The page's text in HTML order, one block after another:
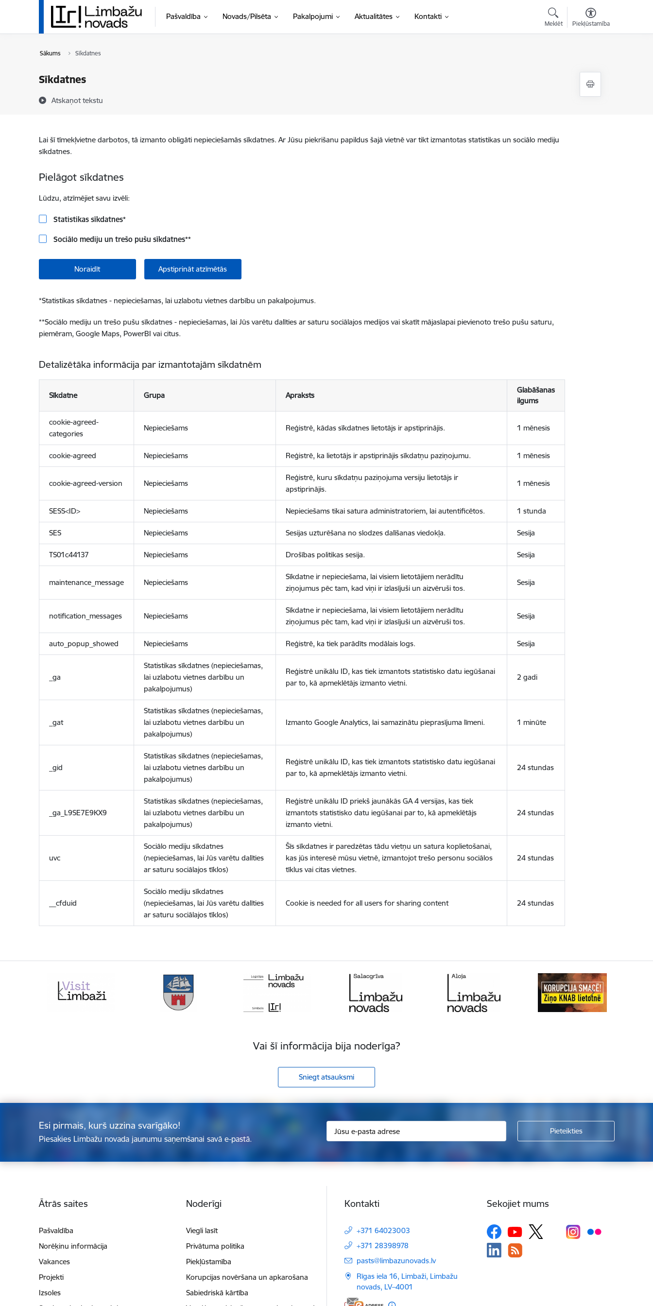
Pāriet uz lapas saturu
Pašvaldība Novads/Pilsēta Pakalpojumi Aktualitātes Kontakti
Meklēt Piekļūstamība
Sākums Sīkdatnes
Sīkdatnes
Atskaņot tekstu
Lai šī tīmekļvietne darbotos, tā izmanto obligāti nepieciešamās sīkdatnes. Ar Jūsu piekrišanu papildus šajā vietnē var tikt izmantotas statistikas un sociālo mediju
sīkdatnes.
Pielāgot sīkdatnes
Lūdzu, atzīmējiet savu izvēli:
Statistikas sīkdatnes*
Sociālo mediju un trešo pušu sīkdatnes**
Noraidīt Apstiprināt atzīmētās
*Statistikas sīkdatnes - nepieciešamas, lai uzlabotu vietnes darbību un pakalpojumus.
**Sociālo mediju un trešo pušu sīkdatnes - nepieciešamas, lai Jūs varētu dalīties ar saturu sociālajos medijos vai skatīt mājaslapai pievienoto trešo pušu saturu,
piemēram, Google Maps, PowerBI vai citus.
Detalizētāka informācija par izmantotajām sīkdatnēm
Sīkdatne Grupa Apraksts
Glabāšanas
ilgums
cookie-agreed-
categories
Nepieciešams Reģistrē, kādas sīkdatnes lietotājs ir apstiprinājis. 1 mēnesis
cookie-agreed Nepieciešams Reģistrē, ka lietotājs ir apstiprinājis sīkdatņu paziņojumu. 1 mēnesis
cookie-agreed-version Nepieciešams
Reģistrē, kuru sīkdatņu paziņojuma versiju lietotājs ir
apstiprinājis.
1 mēnesis
SESS<ID> Nepieciešams Nepieciešams tikai satura administratoriem, lai autentificētos. 1 stunda
SES Nepieciešams Sesijas uzturēšana no slodzes dalīšanas viedokļa. Sesija
TS01c44137 Nepieciešams Drošības politikas sesija. Sesija
maintenance_message Nepieciešams
Sīkdatne ir nepieciešama, lai visiem lietotājiem nerādītu
ziņojumus pēc tam, kad viņi ir izlasījuši un aizvēruši tos.
Sesija
notification_messages Nepieciešams
Sīkdatne ir nepieciešama, lai visiem lietotājiem nerādītu
ziņojumus pēc tam, kad viņi ir izlasījuši un aizvēruši tos.
Sesija
auto_popup_showed Nepieciešams Reģistrē, ka tiek parādīts modālais logs. Sesija
_ga
Statistikas sīkdatnes (nepieciešamas,
lai uzlabotu vietnes darbību un
pakalpojumus)
Reģistrē unikālu ID, kas tiek izmantots statistisko datu iegūšanai
par to, kā apmeklētājs izmanto vietni.
2 gadi
_gat
Statistikas sīkdatnes (nepieciešamas,
lai uzlabotu vietnes darbību un
pakalpojumus)
Izmanto Google Analytics, lai samazinātu pieprasījuma līmeni. 1 minūte
_gid
Statistikas sīkdatnes (nepieciešamas,
lai uzlabotu vietnes darbību un
pakalpojumus)
Reģistrē unikālu ID, kas tiek izmantots statistisko datu iegūšanai
par to, kā apmeklētājs izmanto vietni.
24 stundas
_ga_L9SE7E9KX9
Statistikas sīkdatnes (nepieciešamas,
lai uzlabotu vietnes darbību un
pakalpojumus)
Reģistrē unikālu ID priekš jaunākās GA 4 versijas, kas tiek
izmantots statistisko datu iegūšanai par to, kā apmeklētājs
izmanto vietni.
24 stundas
uvc
Sociālo mediju sīkdatnes
(nepieciešamas, lai Jūs varētu dalīties
ar saturu sociālajos tīklos)
Šīs sīkdatnes ir paredzētas tādu vietņu un satura koplietošanai,
kas jūs interesē mūsu vietnē, izmantojot trešo personu sociālos
tīklus vai citas vietnes.
24 stundas
__cfduid
Sociālo mediju sīkdatnes
(nepieciešamas, lai Jūs varētu dalīties
ar saturu sociālajos tīklos)
Cookie is needed for all users for sharing content 24 stundas
Vai šī informācija bija noderīga?
Sniegt atsauksmi
Esi pirmais, kurš uzzina svarīgāko!
Piesakies Limbažu novada jaunumu saņemšanai savā e-pastā.
Ātrās saites
Pašvaldība
Norēķinu informācija
Vakances
Projekti
Izsoles
Noderīgi
Viegli lasīt
Privātuma politika
Piekļūstamība
Korupcijas novēršana un apkarošana
Sabiedriskā kārtība
Kontakti
+371 64023003
+371 28398978
E-pasts:
pasts@limbazunovads.lv
Rīgas iela 16, Limbaži, Limbažu
novads, LV–4001
Sekojiet mums